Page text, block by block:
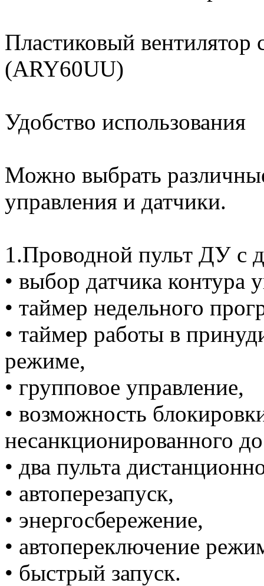
Пластиковый
(ARY60UU)
Удобство использования
Можно выбрать
управления и датчики.
1.Проводной пульт ДУ с
• выбор датчика контура
• таймер недельного
• таймер работы в
режиме,
• групповое управление,
• возможность
несанкционированного
• два пульта
• автоперезапуск,
• энергосбережение,
• автопереключение
• быстрый запуск.